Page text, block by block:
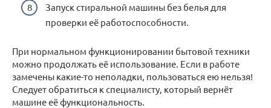
Запуск стиральной машины без белья для
проверки её работоспособности.
При нормальном функционировании бытовой техники
можно продолжать её использование. Если в работе
замечены какие-то неполадки, пользоваться ею нельзя!
Следует обратиться к специалисту, который вернёт
машине её функциональность.